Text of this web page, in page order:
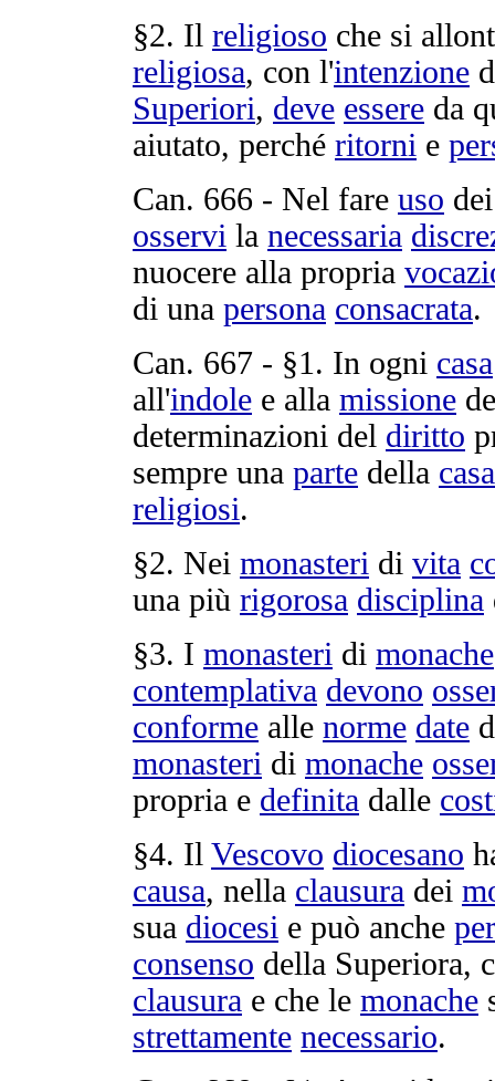
§2. Il religioso che si
religiosa, con l'intenzione
Superiori, deve essere da
aiutato, perché ritorni e
Can. 666 - Nel fare uso
osservi la necessaria
nuocere alla propria
di una persona consacrata.
Can. 667 - §1. In ogni casa
all'indole e alla missione
determinazioni del diritto
sempre una parte della casa
religiosi.
§2. Nei monasteri di vita
una più rigorosa disciplina
§3. I monasteri di monache
contemplativa devono
conforme alle norme date
monasteri di monache
propria e definita dalle
§4. Il Vescovo diocesano
causa, nella clausura dei
sua diocesi e può anche
consenso della Superiora,
clausura e che le monache
strettamente necessario.